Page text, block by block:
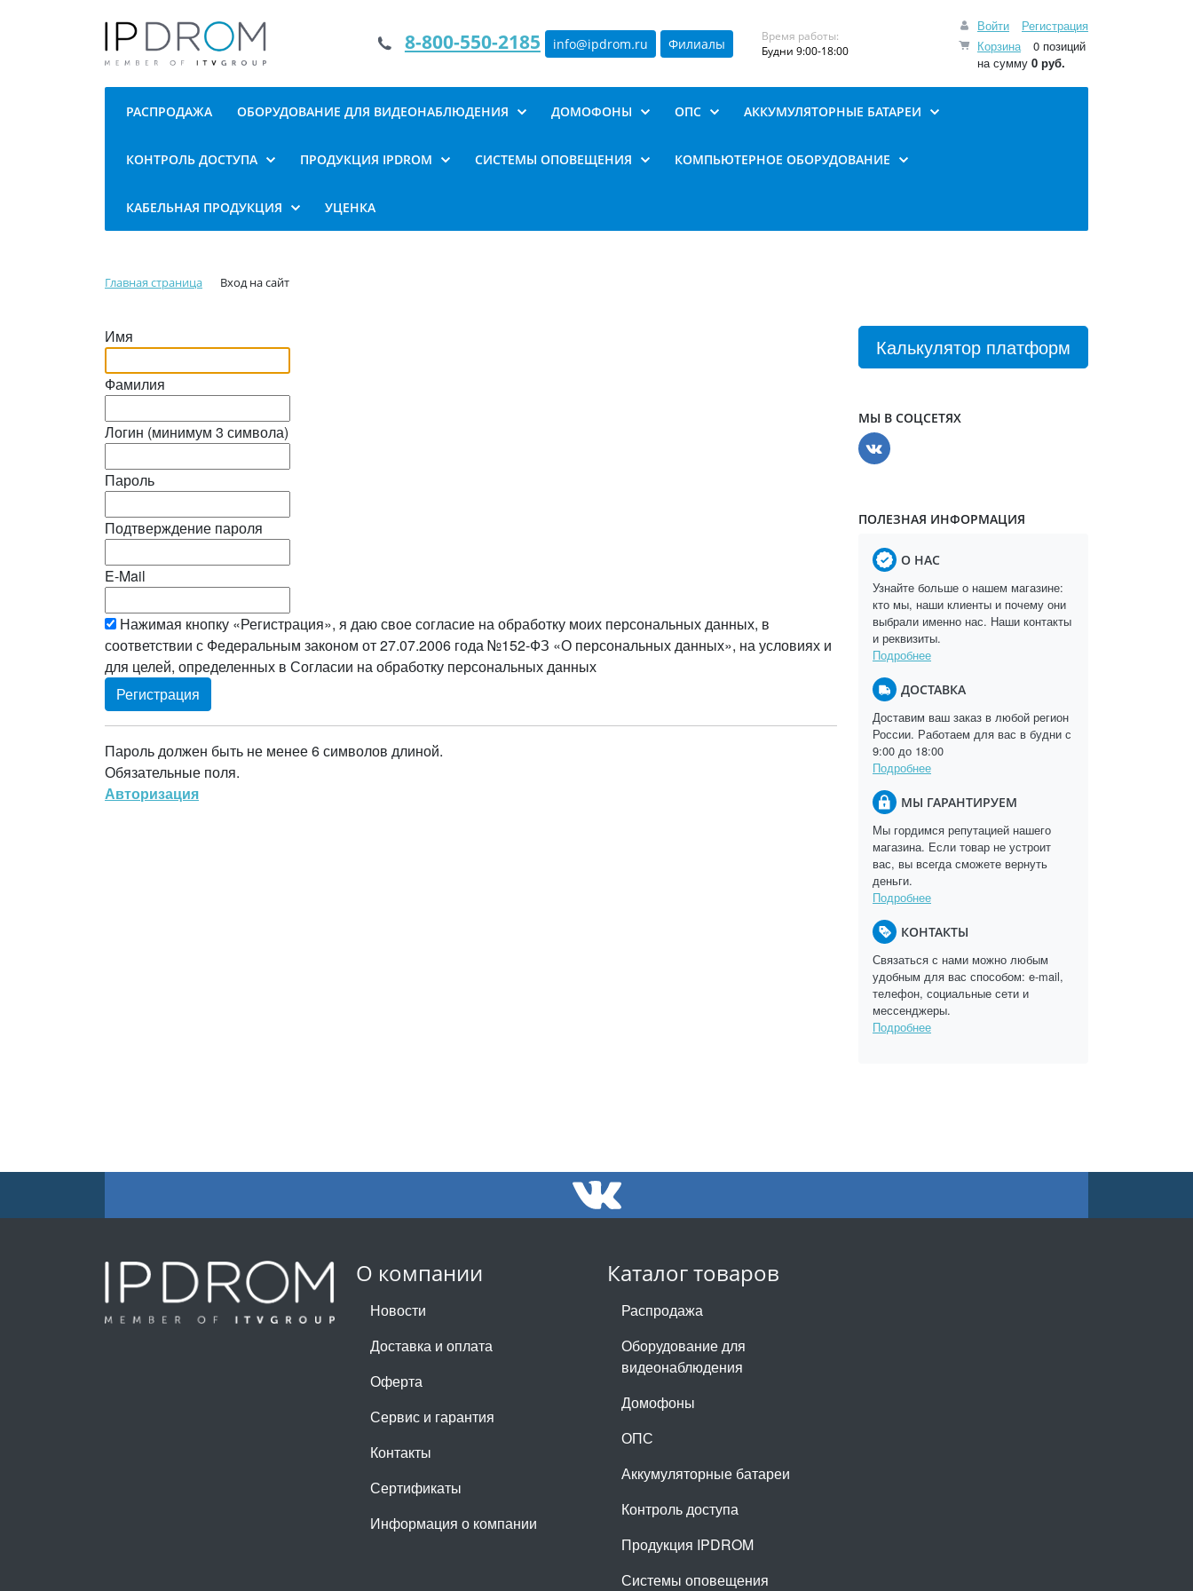
Войти
Регистрация
Корзина
0 позиций
на сумму 0 руб.
8-800-550-2185 info@ipdrom.ru Филиалы
Время работы:
Будни 9:00-18:00
РАСПРОДАЖА ОБОРУДОВАНИЕ ДЛЯ ВИДЕОНАБЛЮДЕНИЯ ДОМОФОНЫ ОПС АККУМУЛЯТОРНЫЕ БАТАРЕИ
КОНТРОЛЬ ДОСТУПА ПРОДУКЦИЯ IPDROM СИСТЕМЫ ОПОВЕЩЕНИЯ КОМПЬЮТЕРНОЕ ОБОРУДОВАНИЕ
КАБЕЛЬНАЯ ПРОДУКЦИЯ УЦЕНКА
Главная страница Вход на сайт
Имя
Фамилия
Логин (минимум 3 символа)
Пароль
Подтверждение пароля
E-Mail
Нажимая кнопку «Регистрация», я даю свое согласие на обработку моих персональных данных, в
соответствии с Федеральным законом от 27.07.2006 года №152-ФЗ «О персональных данных», на условиях и
для целей, определенных в Согласии на обработку персональных данных
Пароль должен быть не менее 6 символов длиной.
Обязательные поля.
Авторизация
Калькулятор платформ
МЫ В СОЦСЕТЯХ
ПОЛЕЗНАЯ ИНФОРМАЦИЯ
О НАС
Узнайте больше о нашем магазине:
кто мы, наши клиенты и почему они
выбрали именно нас. Наши контакты
и реквизиты.
Подробнее
ДОСТАВКА
Доставим ваш заказ в любой регион
России. Работаем для вас в будни с
9:00 до 18:00
Подробнее
МЫ ГАРАНТИРУЕМ
Мы гордимся репутацией нашего
магазина. Если товар не устроит
вас, вы всегда сможете вернуть
деньги.
Подробнее
КОНТАКТЫ
Связаться с нами можно любым
удобным для вас способом: e-mail,
телефон, социальные сети и
мессенджеры.
Подробнее
О компании
Новости
Доставка и оплата
Оферта
Сервис и гарантия
Контакты
Сертификаты
Информация о компании
Каталог товаров
Распродажа
Оборудование для
видеонаблюдения
Домофоны
ОПС
Аккумуляторные батареи
Контроль доступа
Продукция IPDROM
Системы оповещения